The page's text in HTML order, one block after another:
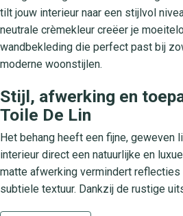
tilt jouw interieur naar een stijlvol
neutrale crèmekleur creëer je
wandbekleding die perfect past bij
moderne woonstijlen.
Stijl, afwerking en
Toile De Lin
Het behang heeft een fijne, geweven
interieur direct een natuurlijke en
matte afwerking vermindert reflecties
subtiele textuur. Dankzij de rustige